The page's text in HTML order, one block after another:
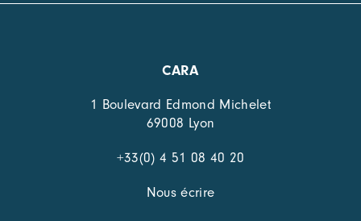
CARA
1 Boulevard Edmond Michelet
69008 Lyon
+33(0) 4 51 08 40 20
Nous écrire